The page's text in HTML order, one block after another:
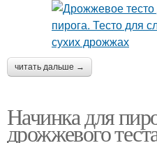
Сладкий пирог
Тест с вареньем
читать дальше →
Начинка для
дрожжевого